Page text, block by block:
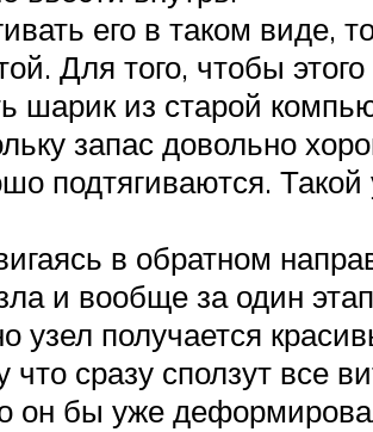
его в таком виде,
Для того, чтобы
шарик из старой
запас довольно
подтягиваются.
в обратном
и вообще за один этап
узел получается
сразу сползут все
он бы уже